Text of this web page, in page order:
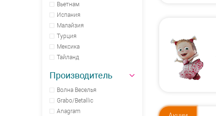
Вьетнам
Испания
Малайзия
Турция
Мексика
Тайланд
Производитель
Волна Веселья
Grabo/Betallic
Anagram